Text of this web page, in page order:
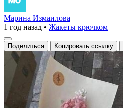
Марина Измаилова
1 год назад • Жакеты крючком
Поделиться Копировать ссылку